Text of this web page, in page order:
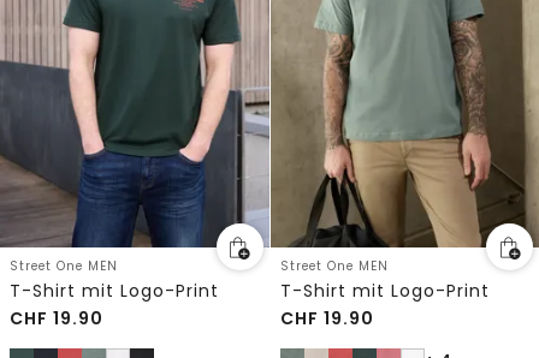
Street One MEN
T-Shirt mit Logo-Print
CHF 19.90
Street One MEN
T-Shirt mit Logo-Print
CHF 19.90